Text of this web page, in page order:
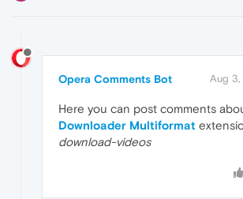
Opera Comments Bot Aug 3,
Here you can post comments
Downloader Multiformat
download-videos